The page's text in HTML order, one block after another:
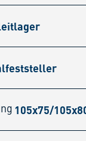
105x75/